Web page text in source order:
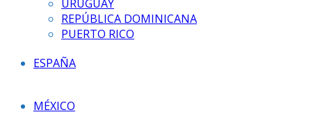
URUGUAY
REPÚBLICA DOMINICANA
PUERTO RICO
ESPAÑA
MÉXICO